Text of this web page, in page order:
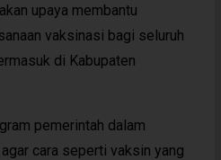
upaya membantu
vaksinasi bagi seluruh
di Kabupaten
pemerintah dalam
cara seperti vaksin yang